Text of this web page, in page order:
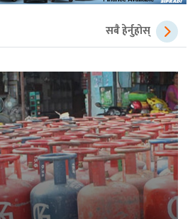
सबै हेर्नुहोस्